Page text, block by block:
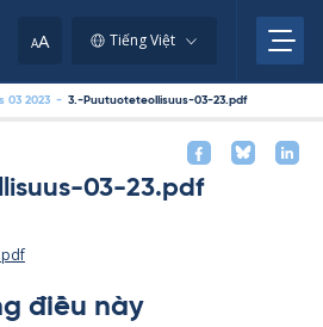
AA Tiếng Việt
03 2023 - 3.-Puutuoteteollisuus-03-23.pdf
03-23.pdf
điều này